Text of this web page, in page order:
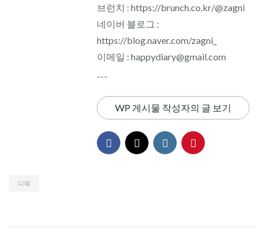
브런치 : https://brunch.co.kr/@zagni
네이버 블로그 :
https://blog.naver.com/zagni_
이메일 : happydiary@gmail.com
---
WP 게시물 작성자의 글 보기
디워